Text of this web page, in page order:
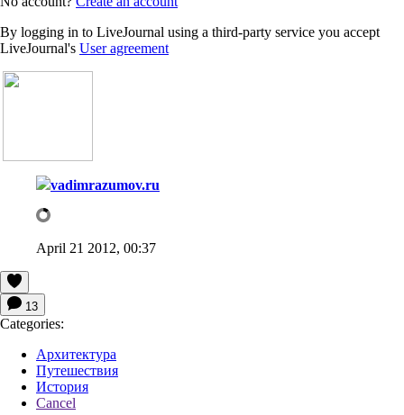
By logging in to LiveJournal using a third-party service you accept
LiveJournal's User agreement
vadimrazumov.ru
April 21 2012, 00:37
13
Categories:
Архитектура
Путешествия
История
Cancel